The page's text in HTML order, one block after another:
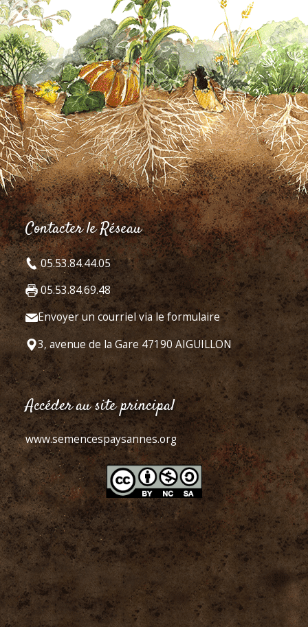
Contacter le Réseau
05.53.84.44.05
05.53.84.69.48
Envoyer un courriel via le formulaire
3, avenue de la Gare 47190 AIGUILLON
Accéder au site principal
www.semencespaysannes.org